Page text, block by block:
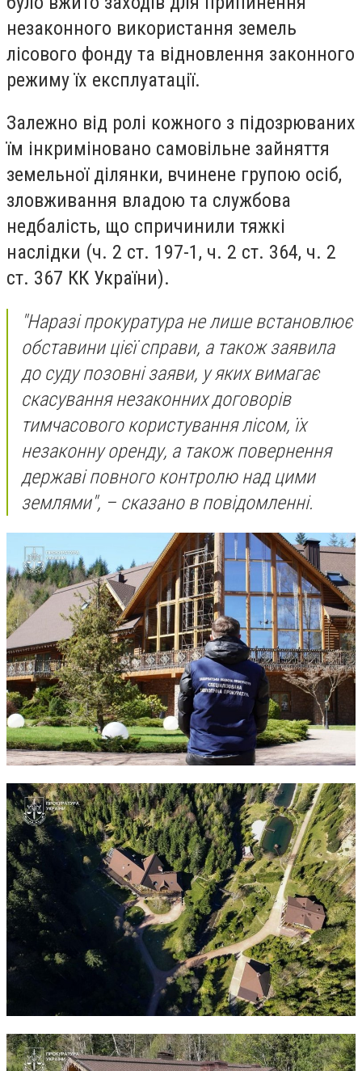
незаконного використання земель
лісового фонду та відновлення законного
режиму їх експлуатації.
Залежно від ролі кожного з підозрюваних
їм інкриміновано самовільне зайняття
земельної ділянки, вчинене групою осіб,
зловживання владою та службова
недбалість, що спричинили тяжкі
наслідки (ч. 2 ст. 197-1, ч. 2 ст. 364, ч. 2
ст. 367 КК України).
"Наразі прокуратура не лише встановлює
обставини цієї справи, а також заявила
до суду позовні заяви, у яких вимагає
скасування незаконних договорів
тимчасового користування лісом, їх
незаконну оренду, а також повернення
державі повного контролю над цими
землями", – сказано в повідомленні.